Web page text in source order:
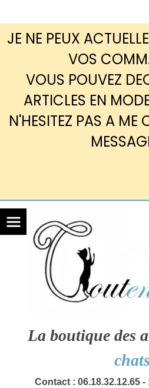
JE NE PEUX
VOS
VOUS POUVEZ
ARTICLES EN
N'HESITEZ PAS A ME
La boutique des
chats
Contact : 06.18.32.12.65